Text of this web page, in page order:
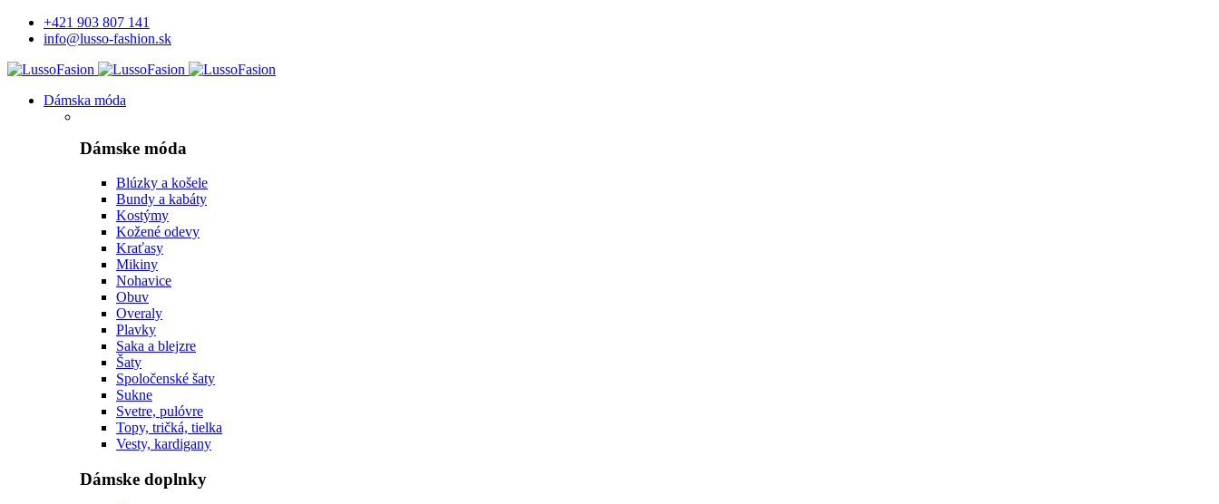
+421 903 807 141
info@lusso-fashion.sk
Dámska móda
Dámske móda
Blúzky a košele
Bundy a kabáty
Kostýmy
Kožené odevy
Kraťasy
Mikiny
Nohavice
Obuv
Overaly
Plavky
Saka a blejzre
Šaty
Spoločenské šaty
Sukne
Svetre, pulóvre
Topy, tričká, tielka
Vesty, kardigany
Dámske doplnky